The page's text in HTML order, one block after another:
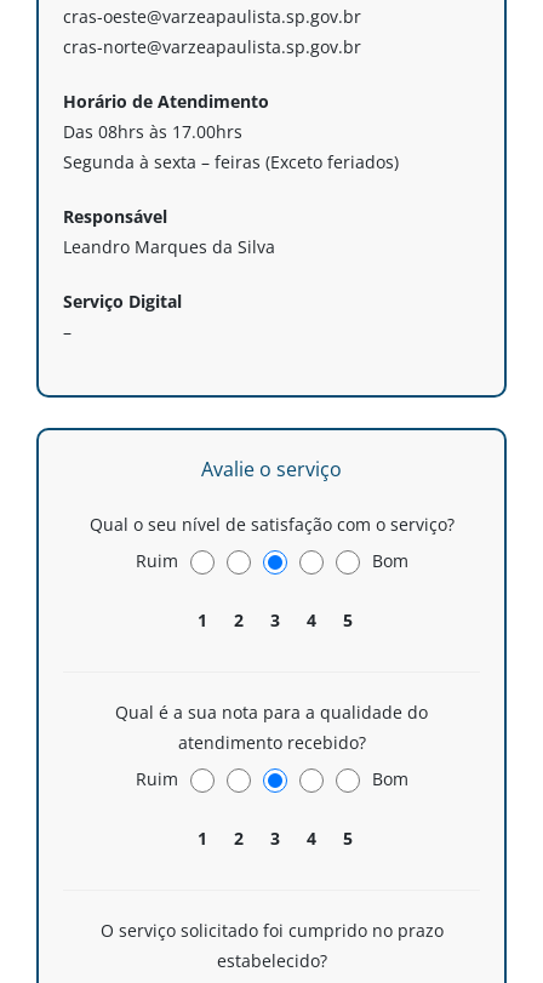
cras-oeste@varzeapaulista.sp.gov.br
cras-norte@varzeapaulista.sp.gov.br
Horário de Atendimento
Das 08hrs às 17.00hrs
Segunda à sexta – feiras (Exceto feriados)
Responsável
Leandro Marques da Silva
Serviço Digital
–
Avalie o serviço
Qual o seu nível de satisfação com o serviço?
Ruim
1 2 3 4 5
Bom
Qual é a sua nota para a qualidade do
atendimento recebido?
Ruim
1 2 3 4 5
Bom
O serviço solicitado foi cumprido no prazo
estabelecido?